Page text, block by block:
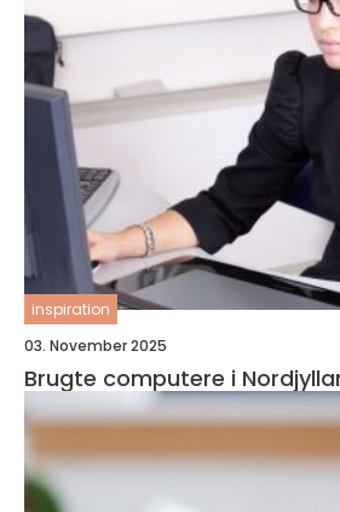
inspiration
03. November 2025
Brugte computere i